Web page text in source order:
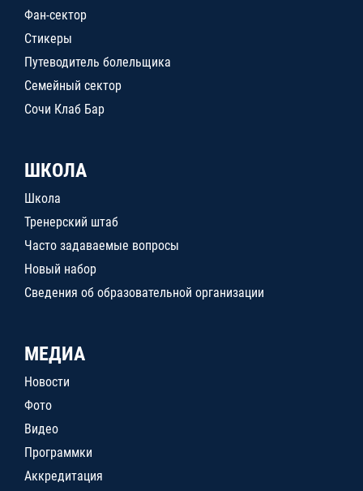
Фан-сектор
Стикеры
Путеводитель болельщика
Семейный сектор
Сочи Клаб Бар
ШКОЛА
Школа
Тренерский штаб
Часто задаваемые вопросы
Новый набор
Сведения об образовательной организации
МЕДИА
Новости
Фото
Видео
Программки
Аккредитация